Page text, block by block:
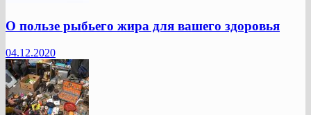
О пользе рыбьего жира для вашего здоровья
04.12.2020